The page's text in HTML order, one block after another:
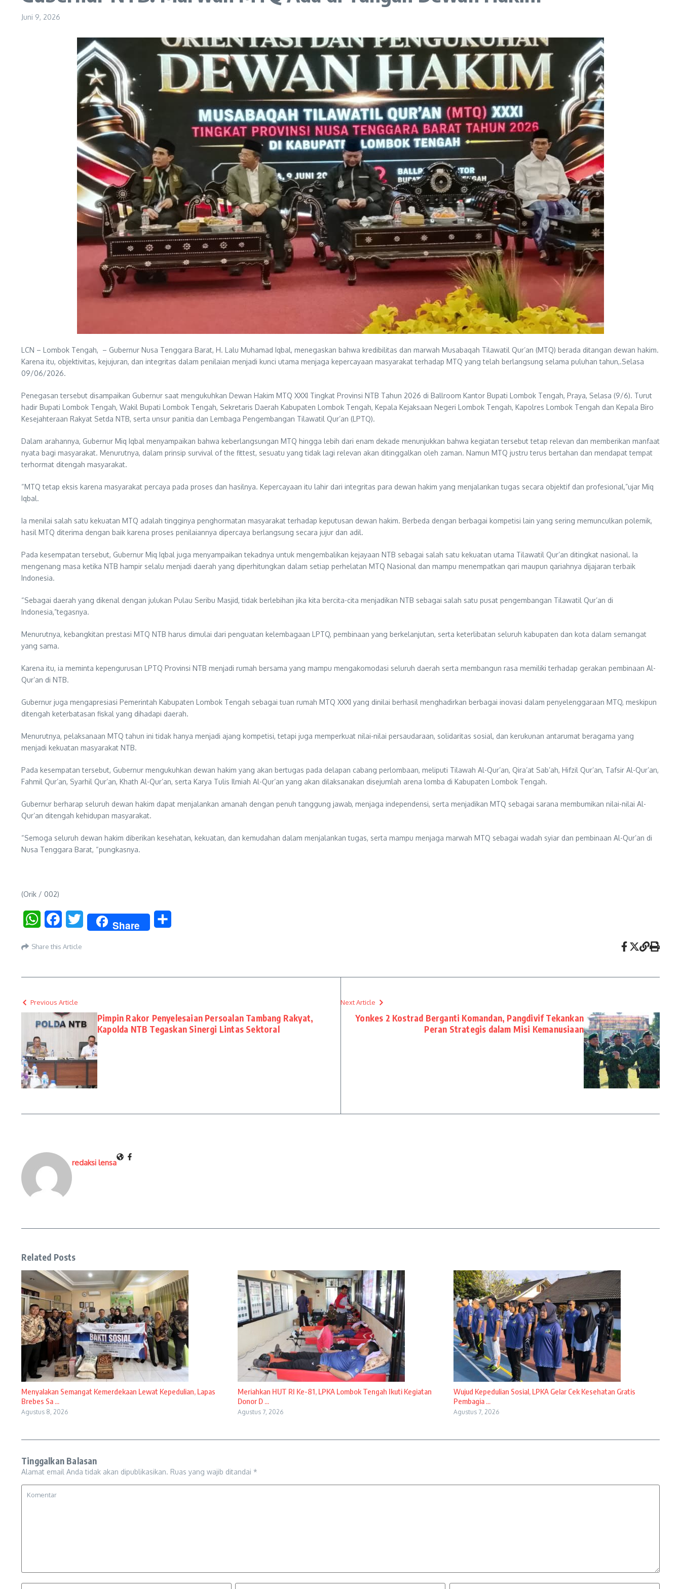
Juni 9, 2026
LCN – Lombok Tengah, – Gubernur Nusa Tenggara Barat, H. Lalu Muhamad Iqbal, menegaskan bahwa kredibilitas dan marwah Musabaqah Tilawatil Qur’an (MTQ) berada ditangan dewan hakim.
Karena itu, objektivitas, kejujuran, dan integritas dalam penilaian menjadi kunci utama menjaga kepercayaan masyarakat terhadap MTQ yang telah berlangsung selama puluhan tahun,.Selasa
09/06/2026.
Penegasan tersebut disampaikan Gubernur saat mengukuhkan Dewan Hakim MTQ XXXI Tingkat Provinsi NTB Tahun 2026 di Ballroom Kantor Bupati Lombok Tengah, Praya, Selasa (9/6). Turut
hadir Bupati Lombok Tengah, Wakil Bupati Lombok Tengah, Sekretaris Daerah Kabupaten Lombok Tengah, Kepala Kejaksaan Negeri Lombok Tengah, Kapolres Lombok Tengah dan Kepala Biro
Kesejahteraan Rakyat Setda NTB, serta unsur panitia dan Lembaga Pengembangan Tilawatil Qur’an (LPTQ).
Dalam arahannya, Gubernur Miq Iqbal menyampaikan bahwa keberlangsungan MTQ hingga lebih dari enam dekade menunjukkan bahwa kegiatan tersebut tetap relevan dan memberikan manfaat
nyata bagi masyarakat. Menurutnya, dalam prinsip survival of the fittest, sesuatu yang tidak lagi relevan akan ditinggalkan oleh zaman. Namun MTQ justru terus bertahan dan mendapat tempat
terhormat ditengah masyarakat.
“MTQ tetap eksis karena masyarakat percaya pada proses dan hasilnya. Kepercayaan itu lahir dari integritas para dewan hakim yang menjalankan tugas secara objektif dan profesional,”ujar Miq
Iqbal.
Ia menilai salah satu kekuatan MTQ adalah tingginya penghormatan masyarakat terhadap keputusan dewan hakim. Berbeda dengan berbagai kompetisi lain yang sering memunculkan polemik,
hasil MTQ diterima dengan baik karena proses penilaiannya dipercaya berlangsung secara jujur dan adil.
Pada kesempatan tersebut, Gubernur Miq Iqbal juga menyampaikan tekadnya untuk mengembalikan kejayaan NTB sebagai salah satu kekuatan utama Tilawatil Qur’an ditingkat nasional. Ia
mengenang masa ketika NTB hampir selalu menjadi daerah yang diperhitungkan dalam setiap perhelatan MTQ Nasional dan mampu menempatkan qari maupun qariahnya dijajaran terbaik
Indonesia.
“Sebagai daerah yang dikenal dengan julukan Pulau Seribu Masjid, tidak berlebihan jika kita bercita-cita menjadikan NTB sebagai salah satu pusat pengembangan Tilawatil Qur’an di
Indonesia,”tegasnya.
Menurutnya, kebangkitan prestasi MTQ NTB harus dimulai dari penguatan kelembagaan LPTQ, pembinaan yang berkelanjutan, serta keterlibatan seluruh kabupaten dan kota dalam semangat
yang sama.
Karena itu, ia meminta kepengurusan LPTQ Provinsi NTB menjadi rumah bersama yang mampu mengakomodasi seluruh daerah serta membangun rasa memiliki terhadap gerakan pembinaan Al-
Qur’an di NTB.
Gubernur juga mengapresiasi Pemerintah Kabupaten Lombok Tengah sebagai tuan rumah MTQ XXXI yang dinilai berhasil menghadirkan berbagai inovasi dalam penyelenggaraan MTQ, meskipun
ditengah keterbatasan fiskal yang dihadapi daerah.
Menurutnya, pelaksanaan MTQ tahun ini tidak hanya menjadi ajang kompetisi, tetapi juga memperkuat nilai-nilai persaudaraan, solidaritas sosial, dan kerukunan antarumat beragama yang
menjadi kekuatan masyarakat NTB.
Pada kesempatan tersebut, Gubernur mengukuhkan dewan hakim yang akan bertugas pada delapan cabang perlombaan, meliputi Tilawah Al-Qur’an, Qira’at Sab’ah, Hifzil Qur’an, Tafsir Al-Qur’an,
Fahmil Qur’an, Syarhil Qur’an, Khath Al-Qur’an, serta Karya Tulis Ilmiah Al-Qur’an yang akan dilaksanakan disejumlah arena lomba di Kabupaten Lombok Tengah.
Gubernur berharap seluruh dewan hakim dapat menjalankan amanah dengan penuh tanggung jawab, menjaga independensi, serta menjadikan MTQ sebagai sarana membumikan nilai-nilai Al-
Qur’an ditengah kehidupan masyarakat.
“Semoga seluruh dewan hakim diberikan kesehatan, kekuatan, dan kemudahan dalam menjalankan tugas, serta mampu menjaga marwah MTQ sebagai wadah syiar dan pembinaan Al-Qur’an di
Nusa Tenggara Barat, “pungkasnya.
(Orik / 002)
WhatsAppFacebookTwitter Share
Share this Article
Previous Article
Pimpin Rakor Penyelesaian Persoalan Tambang Rakyat,
Kapolda NTB Tegaskan Sinergi Lintas Sektoral
Next Article
Yonkes 2 Kostrad Berganti Komandan, Pangdivif Tekankan
Peran Strategis dalam Misi Kemanusiaan
redaksi lensa
Related Posts
Menyalakan Semangat Kemerdekaan Lewat Kepedulian, Lapas
Brebes Sa ...
Agustus 8, 2026
Meriahkan HUT RI Ke-81, LPKA Lombok Tengah Ikuti Kegiatan
Donor D ...
Agustus 7, 2026
Wujud Kepedulian Sosial, LPKA Gelar Cek Kesehatan Gratis
Pembagia ...
Agustus 7, 2026
Tinggalkan Balasan
Alamat email Anda tidak akan dipublikasikan. Ruas yang wajib ditandai *